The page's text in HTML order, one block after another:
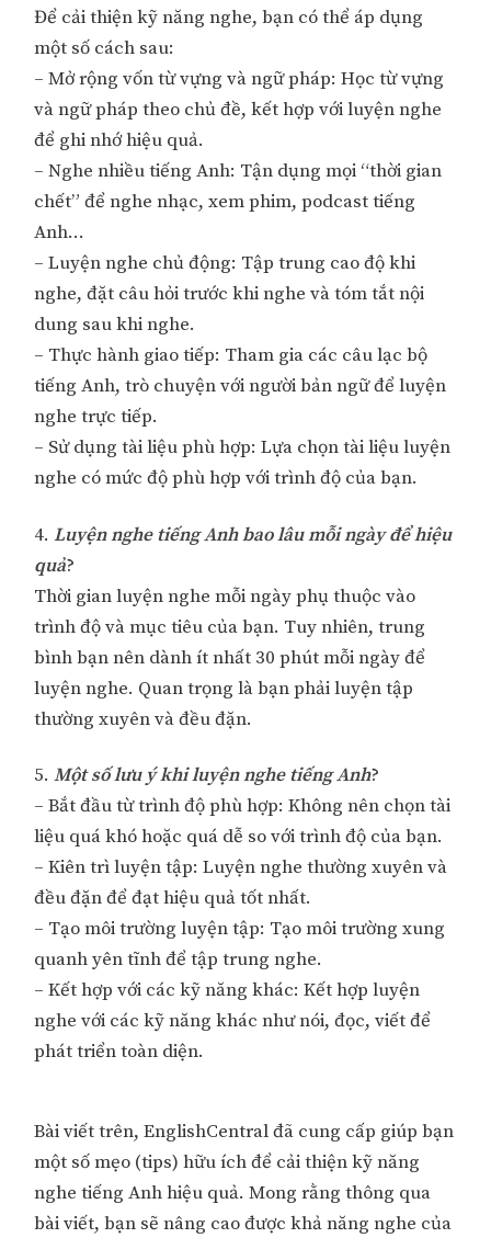
Để cải thiện kỹ năng nghe, bạn có thể áp dụng
một số cách sau:
– Mở rộng vốn từ vựng và ngữ pháp: Học từ vựng
và ngữ pháp theo chủ đề, kết hợp với luyện nghe
để ghi nhớ hiệu quả.
– Nghe nhiều tiếng Anh: Tận dụng mọi “thời gian
chết” để nghe nhạc, xem phim, podcast tiếng
Anh…
– Luyện nghe chủ động: Tập trung cao độ khi
nghe, đặt câu hỏi trước khi nghe và tóm tắt nội
dung sau khi nghe.
– Thực hành giao tiếp: Tham gia các câu lạc bộ
tiếng Anh, trò chuyện với người bản ngữ để luyện
nghe trực tiếp.
– Sử dụng tài liệu phù hợp: Lựa chọn tài liệu luyện
nghe có mức độ phù hợp với trình độ của bạn.
4.Luyện nghe tiếng Anh bao lâu mỗi ngày để hiệu
quả?
Thời gian luyện nghe mỗi ngày phụ thuộc vào
trình độ và mục tiêu của bạn. Tuy nhiên, trung
bình bạn nên dành ít nhất 30 phút mỗi ngày để
luyện nghe. Quan trọng là bạn phải luyện tập
thường xuyên và đều đặn.
5.Một số lưu ý khi luyện nghe tiếng Anh?
– Bắt đầu từ trình độ phù hợp: Không nên chọn tài
liệu quá khó hoặc quá dễ so với trình độ của bạn.
– Kiên trì luyện tập: Luyện nghe thường xuyên và
đều đặn để đạt hiệu quả tốt nhất.
– Tạo môi trường luyện tập: Tạo môi trường xung
quanh yên tĩnh để tập trung nghe.
– Kết hợp với các kỹ năng khác: Kết hợp luyện
nghe với các kỹ năng khác như nói, đọc, viết để
phát triển toàn diện.
Bài viết trên, EnglishCentral đã cung cấp giúp bạn
một số mẹo (tips) hữu ích để cải thiện kỹ năng
nghe tiếng Anh hiệu quả. Mong rằng thông qua
bài viết, bạn sẽ nâng cao được khả năng nghe của